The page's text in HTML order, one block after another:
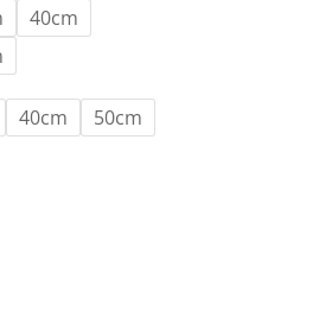
40cm
40cm
50cm